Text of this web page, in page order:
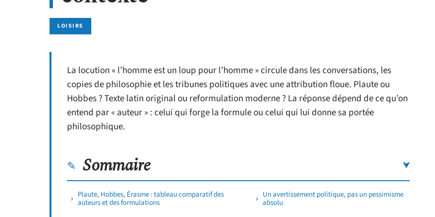
LOISIRS
La locution « l’homme est un loup pour l’homme » circule dans les conversations, les
copies de philosophie et les tribunes politiques avec une attribution floue. Plaute ou
Hobbes ? Texte latin original ou reformulation moderne ? La réponse dépend de ce qu’on
entend par « auteur » : celui qui forge la formule ou celui qui lui donne sa portée
philosophique.
Sommaire
Plaute, Hobbes, Érasme : tableau comparatif des
auteurs et des formulations
Un avertissement politique, pas un pessimisme
absolu